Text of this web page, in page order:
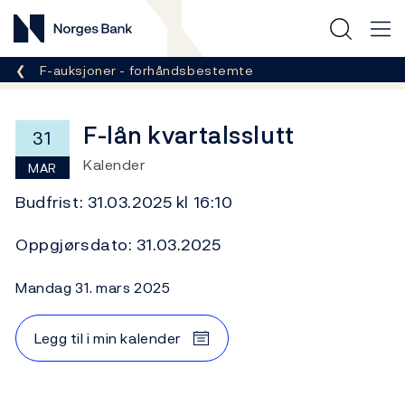
Norges Bank
Her er du nå:
F-auksjoner - forhåndsbestemte
31
MAR
F-lån kvartalsslutt
Kalender
Budfrist: 31.03.2025 kl 16:10
Oppgjørsdato: 31.03.2025
mandag 31. mars 2025
Legg til i min kalender